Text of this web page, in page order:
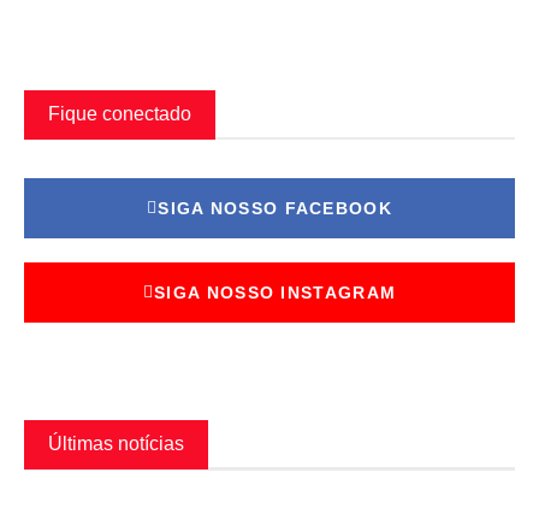
Fique conectado
SIGA NOSSO FACEBOOK
SIGA NOSSO INSTAGRAM
Últimas notícias